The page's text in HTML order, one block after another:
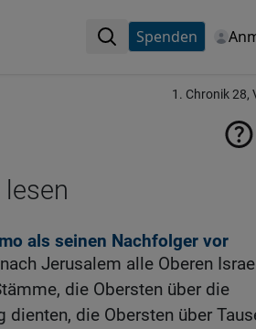
Spenden
1. Chronik 28,
als seinen Nachfolger vor
Jerusalem alle Oberen
die Obersten über die
die Obersten über